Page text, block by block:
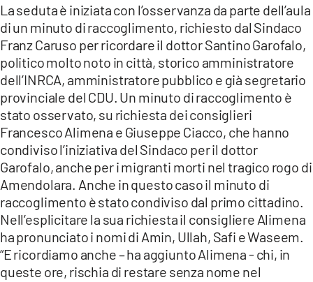
La seduta è iniziata con l’osservanza da parte dell’aula
di un minuto di raccoglimento, richiesto dal Sindaco
Franz Caruso per ricordare il dottor Santino Garofalo,
politico molto noto in città, storico amministratore
dell’INRCA, amministratore pubblico e già segretario
provinciale del CDU. Un minuto di raccoglimento è
stato osservato, su richiesta dei consiglieri
Francesco Alimena e Giuseppe Ciacco, che hanno
condiviso l’iniziativa del Sindaco per il dottor
Garofalo, anche per i migranti morti nel tragico rogo di
Amendolara. Anche in questo caso il minuto di
raccoglimento è stato condiviso dal primo cittadino.
Nell’esplicitare la sua richiesta il consigliere Alimena
ha pronunciato i nomi di Amin, Ullah, Safi e Waseem.
“E ricordiamo anche – ha aggiunto Alimena - chi, in
queste ore, rischia di restare senza nome nel